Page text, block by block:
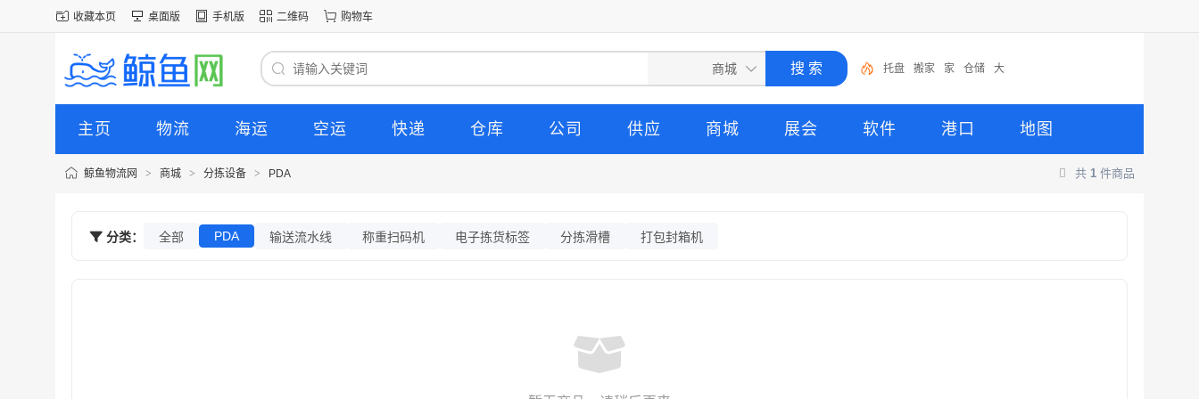
收藏本页 桌面版 手机版 二维码 购物车
托盘 搬家 家 仓储 大
主页 物流 海运 空运 快递 仓库 公司 供应 商城 展会 软件 港口 地图
鲸鱼物流网 > 商城 > 分拣设备 > PDA 共 1 件商品
分类： 全部 PDA 输送流水线 称重扫码机 电子拣货标签 分拣滑槽 打包封箱机